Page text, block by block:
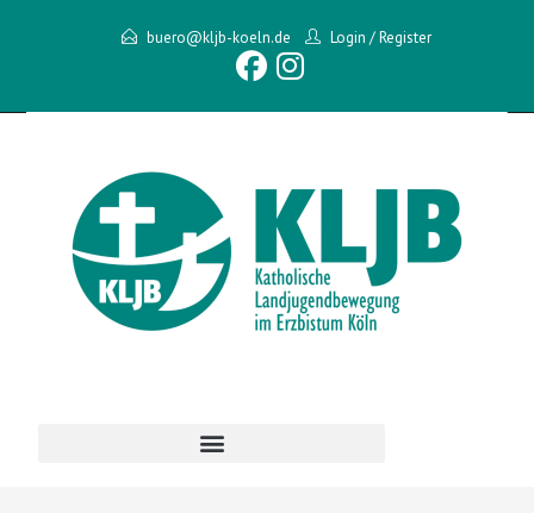
buero@kljb-koeln.de Login /Register